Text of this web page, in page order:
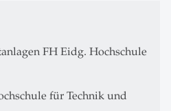
FH Eidg. Hochschule
für Technik und